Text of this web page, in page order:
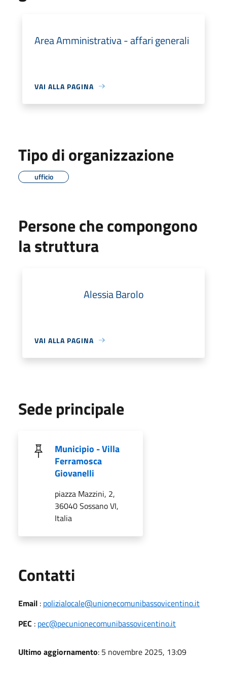
Area Amministrativa - affari generali
VAI ALLA PAGINA
Tipo di organizzazione
ufficio
Persone che compongono
la struttura
Alessia Barolo
VAI ALLA PAGINA
Sede principale
Municipio - Villa
Ferramosca
Giovanelli
piazza Mazzini, 2,
36040 Sossano VI,
Italia
Contatti
Email : polizialocale@unionecomunibassovicentino.it
PEC : pec@pecunionecomunibassovicentino.it
Ultimo aggiornamento: 5 novembre 2025, 13:09